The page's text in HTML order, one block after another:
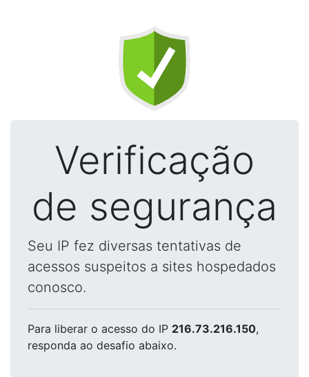
Verificação
de segurança
Seu IP fez diversas tentativas de
acessos suspeitos a sites hospedados
conosco.
Para liberar o acesso do IP 216.73.216.150,
responda ao desafio abaixo.